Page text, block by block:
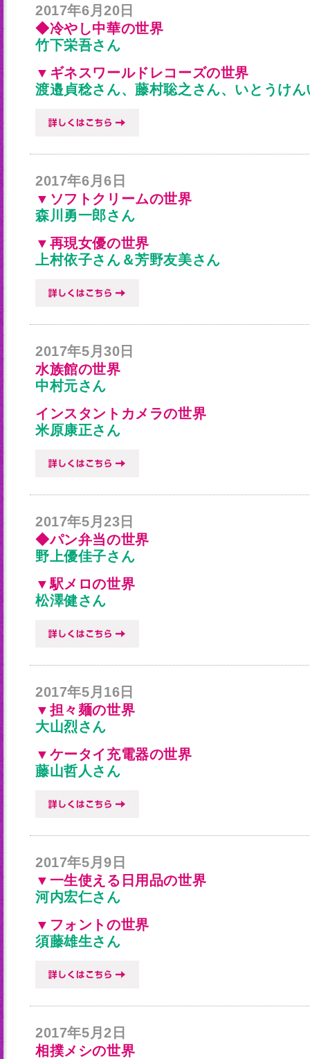
2017年6月20日
◆冷やし中華の世界
竹下栄吾さん
▼ギネスワールドレコーズの世界
渡邉貞稔さん、藤村聡之さん、いとうけん
2017年6月6日
▼ソフトクリームの世界
森川勇一郎さん
▼再現女優の世界
上村依子さん＆芳野友美さん
2017年5月30日
水族館の世界
中村元さん
インスタントカメラの世界
米原康正さん
2017年5月23日
◆パン弁当の世界
野上優佳子さん
▼駅メロの世界
松澤健さん
2017年5月16日
▼担々麺の世界
大山烈さん
▼ケータイ充電器の世界
藤山哲人さん
2017年5月9日
▼一生使える日用品の世界
河内宏仁さん
▼フォントの世界
須藤雄生さん
2017年5月2日
相撲メシの世界